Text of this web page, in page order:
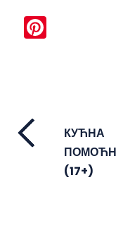
КУЋНА
(17+)